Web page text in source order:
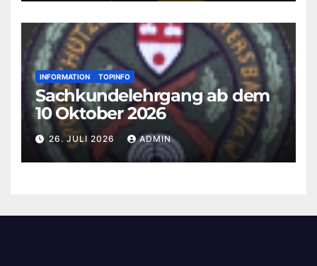
INFORMATION TOPINFO
Sachkundelehrgang ab dem
10 Oktober 2026
26. JULI 2026 ADMIN